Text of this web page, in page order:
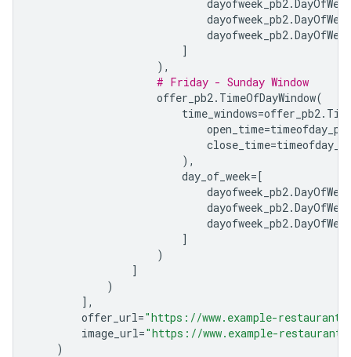
dayofweek_pb2.DayOfWeek
dayofweek_pb2.DayOfWeek
dayofweek_pb2.DayOfWeek
]
),
# Friday - Sunday Window
offer_pb2. TimeOfDayWindow(
time_windows=offer_pb2.
open_time=
close_time=
),
day_of_week=[
dayofweek_pb2.DayOfWeek
dayofweek_pb2.DayOfWeek
dayofweek_pb2.DayOfWeek
]
)
]
)
],
offer_url="https://www.example-
image_url="https://www.example-
)